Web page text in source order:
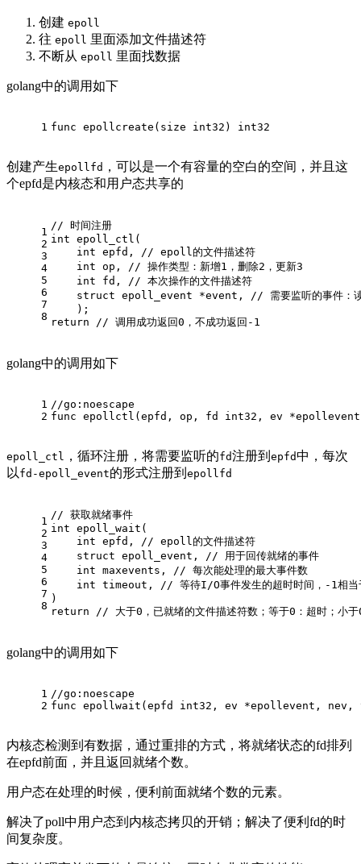
创建 epoll
往 epoll 里面添加文件描述符
不断从 epoll 里面找数据
golang中的调用如下
1 func epollcreate (size int32 ) int32
创建产生epollfd ，可以是一个有容量的空白的空间，并且这
个epfd是内核态和用户态共享的
1
2
3
4
5
6
7
8
// 时间注册
int epoll_ctl (
int epfd,
// epoll的文件描述符
int op,
// 操作类型：新增1，删除2，更新3
int fd,
// 本次操作的文件描述符
struct epoll_event *event,
// 需要监听的事件：
    )
;
return
// 调用成功返回0，不成功返回-1
golang中的调用如下
1
2
//go:noescape
func epollctl (epfd, op, fd int32 , ev
epoll_ctl ，循环注册，将需要监听的fd注册到 epfd中，每次
以 fd-epoll_event的形式注册到 epollfd
1
2
3
4
5
6
7
8
// 获取就绪事件
int epoll_wait (
int epfd,
// epoll的文件描述符
struct epoll_event,
// 用于回传就绪的事件
int maxevents,
// 每次能处理的最大事件数
int timeout,
// 等待I/O事件发生的超时时间，-1相当
)
return
// 大于0，已就绪的文件描述符数；等于0：超时；小于
golang中的调用如下
1
2
//go:noescape
func epollwait (epfd int32 , ev *epollevent, nev,
内核态检测到有数据，通过重排的方式，将就绪状态的fd排列
在epfd前面，并且返回就绪个数。
用户态在处理的时候，便利前面就绪个数的元素。
解决了poll中用户态到内核态拷贝的开销；解决了便利fd的时
间复杂度。